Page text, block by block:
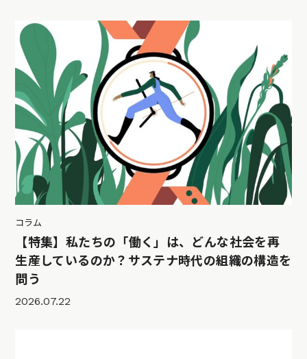
コラム
【特集】私たちの「働く」は、どんな社会を再
生産しているのか？サステナ時代の組織の構造を
問う
2026.07.22